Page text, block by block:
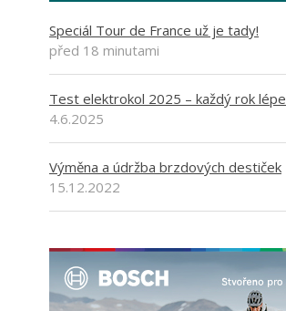
Speciál Tour de France už je tady!
před 18 minutami
Test elektrokol 2025 – každý rok lépe
4.6.2025
Výměna a údržba brzdových destiček
15.12.2022